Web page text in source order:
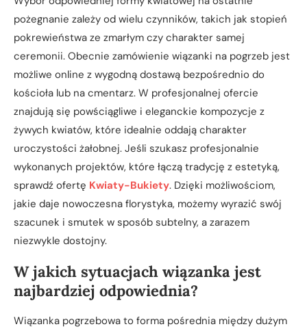
pożegnanie zależy od wielu czynników, takich jak stopień
pokrewieństwa ze zmarłym czy charakter samej
ceremonii. Obecnie zamówienie wiązanki na pogrzeb jest
możliwe online z wygodną dostawą bezpośrednio do
kościoła lub na cmentarz. W profesjonalnej ofercie
znajdują się powściągliwe i eleganckie kompozycje z
żywych kwiatów, które idealnie oddają charakter
uroczystości żałobnej. Jeśli szukasz profesjonalnie
wykonanych projektów, które łączą tradycję z estetyką,
sprawdź ofertę Kwiaty-Bukiety. Dzięki możliwościom,
jakie daje nowoczesna florystyka, możemy wyrazić swój
szacunek i smutek w sposób subtelny, a zarazem
niezwykle dostojny.
W jakich sytuacjach wiązanka jest
najbardziej odpowiednia?
Wiązanka pogrzebowa to forma pośrednia między dużym